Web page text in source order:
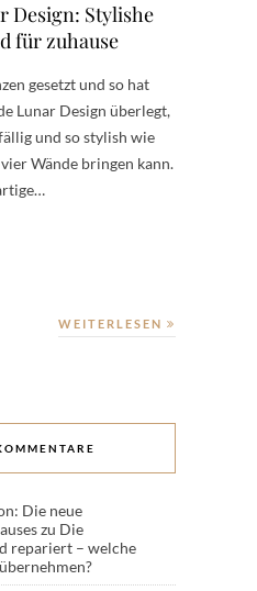
Design: Stylishe
für zuhause
gesetzt und so hat
Lunar Design überlegt,
und so stylish wie
Wände bringen kann.
WEITERLESEN
Die neue
zu Die
repariert – welche